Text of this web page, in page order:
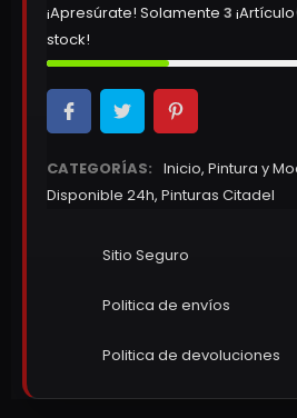
¡Apresúrate! Solamente 3
stock!
CATEGORÍAS: Inicio, Pintura y
Disponible 24h, Pinturas Citadel
Sitio Seguro
Politica de envíos
Politica de devoluciones